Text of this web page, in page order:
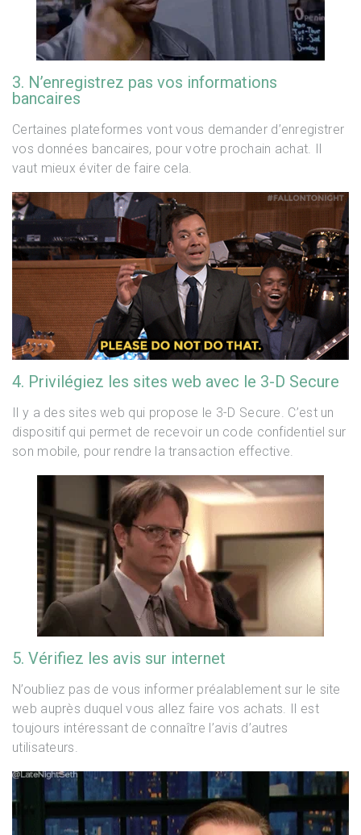
3. N’enregistrez pas vos informations
bancaires
Certaines plateformes vont vous demander d’enregistrer
vos données bancaires, pour votre prochain achat. Il
vaut mieux éviter de faire cela.
4. Privilégiez les sites web avec le 3-D Secure
Il y a des sites web qui propose le 3-D Secure. C’est un
dispositif qui permet de recevoir un code confidentiel sur
son mobile, pour rendre la transaction effective.
5. Vérifiez les avis sur internet
N’oubliez pas de vous informer préalablement sur le site
web auprès duquel vous allez faire vos achats. Il est
toujours intéressant de connaître l’avis d’autres
utilisateurs.